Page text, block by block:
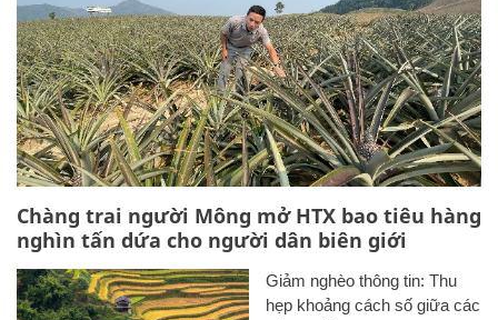
Chàng trai người Mông mở HTX bao tiêu hàng
nghìn tấn dứa cho người dân biên giới
Giảm nghèo thông tin: Thu
hẹp khoảng cách số giữa các